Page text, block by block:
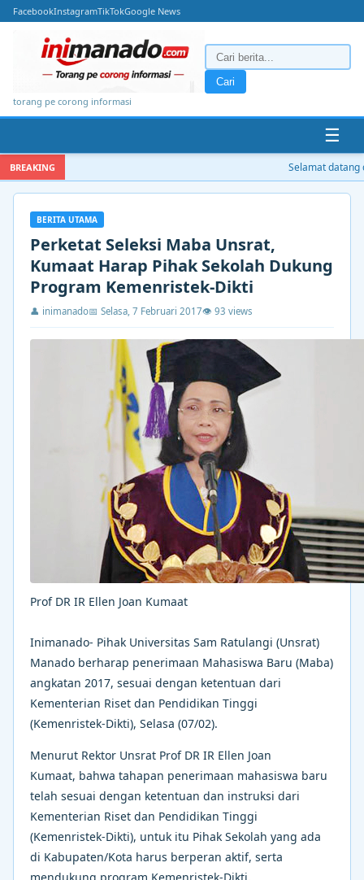
FacebookInstagramTikTokGoogle News
torang pe corong informasi
Cari
☰
BREAKING Selamat datang
BERITA UTAMA
Perketat Seleksi Maba Unsrat,
Kumaat Harap Pihak Sekolah Dukung
Program Kemenristek-Dikti
👤 inimanado📅 Selasa, 7 Februari 2017👁 93 views
Prof DR IR Ellen Joan Kumaat
Inimanado- Pihak Universitas Sam Ratulangi (Unsrat)
Manado berharap penerimaan Mahasiswa Baru (Maba)
angkatan 2017, sesuai dengan ketentuan dari
Kementerian Riset dan Pendidikan Tinggi
(Kemenristek-Dikti), Selasa (07/02).
Menurut Rektor Unsrat Prof DR IR Ellen Joan
Kumaat, bahwa tahapan penerimaan mahasiswa baru
telah sesuai dengan ketentuan dan instruksi dari
Kementerian Riset dan Pendidikan Tinggi
(Kemenristek-Dikti), untuk itu Pihak Sekolah yang ada
di Kabupaten/Kota harus berperan aktif, serta
mendukung program Kemenristek-Dikti.